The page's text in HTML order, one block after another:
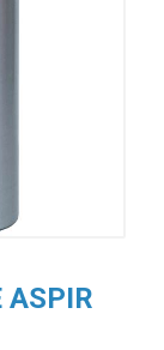
ASPIR